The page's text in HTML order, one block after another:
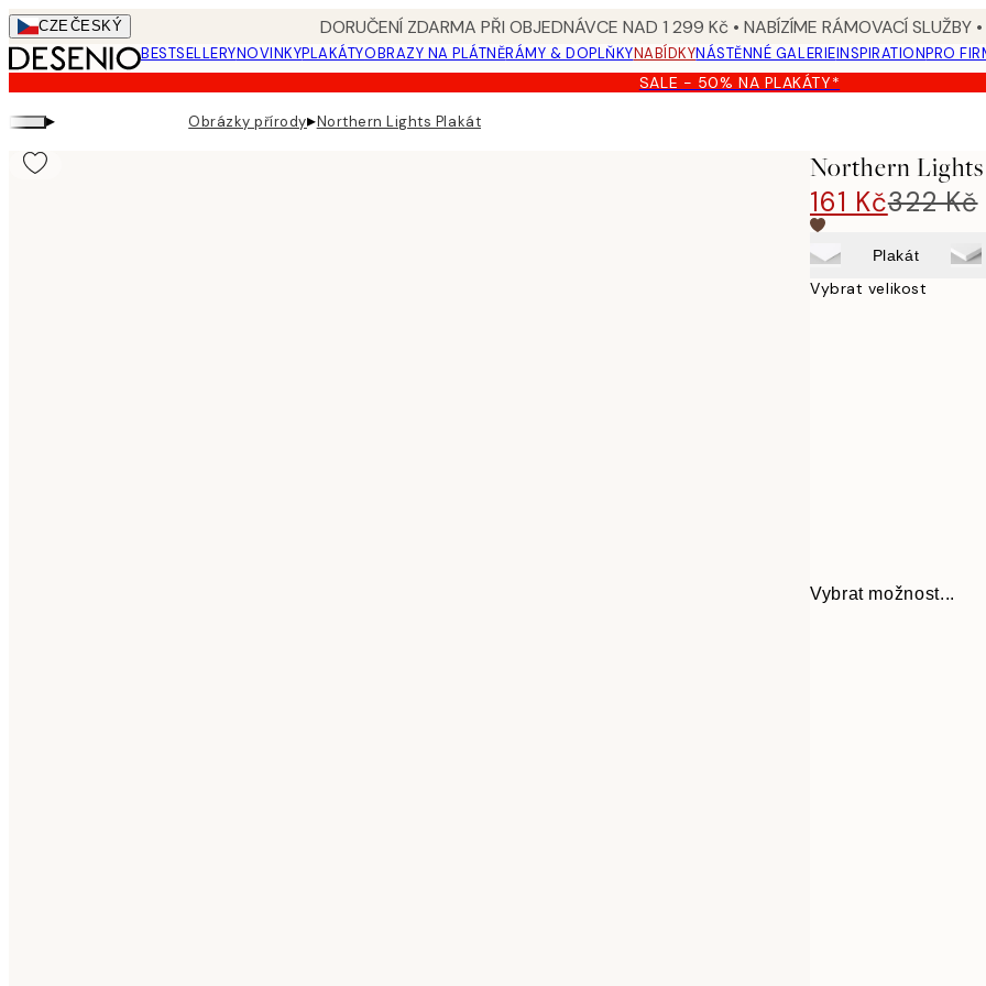
Skip
to
main
content.
CZEČESKÝ DORUČENÍ ZDARMA PŘI OBJEDNÁVCE NAD 1 299 Kč • NABÍZÍME RÁMOVACÍ SLUŽBY
BESTSELLERYNOVINKYPLAKÁTYOBRAZY NA PLÁTNĚRÁMY & DOPLŇKYNABÍDKYNÁSTĚNNÉ GALERIEINSPIRATIONPRO
SALE - 50% NA PLAKÁTY*
▸ Obrázky přírody▸Northern Lights Plakát
Northern
161 Kč322 Kč
Plakát
Vybrat velikost
Vybrat možnost...